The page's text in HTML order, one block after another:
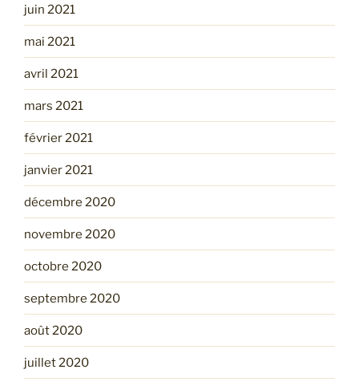
juin 2021
mai 2021
avril 2021
mars 2021
février 2021
janvier 2021
décembre 2020
novembre 2020
octobre 2020
septembre 2020
août 2020
juillet 2020